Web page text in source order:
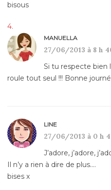
bisous
MANUELLA
27/06/2013 à 8 h
Si tu respecte bien
roule tout seul !!! Bonne
LINE
27/06/2013 à 0 h
J’adore, j’adore,
Il n’y a rien à dire de plus….
bises x